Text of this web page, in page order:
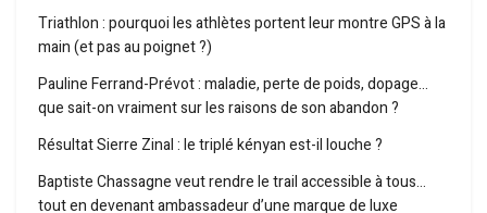
Triathlon : pourquoi les athlètes portent leur montre GPS à la
main (et pas au poignet ?)
Pauline Ferrand-Prévot : maladie, perte de poids, dopage…
que sait-on vraiment sur les raisons de son abandon ?
Résultat Sierre Zinal : le triplé kényan est-il louche ?
Baptiste Chassagne veut rendre le trail accessible à tous…
tout en devenant ambassadeur d’une marque de luxe